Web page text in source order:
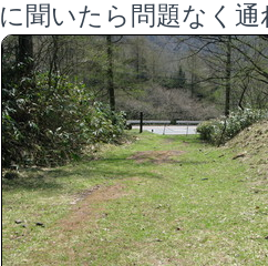
に聞いたら問題なく